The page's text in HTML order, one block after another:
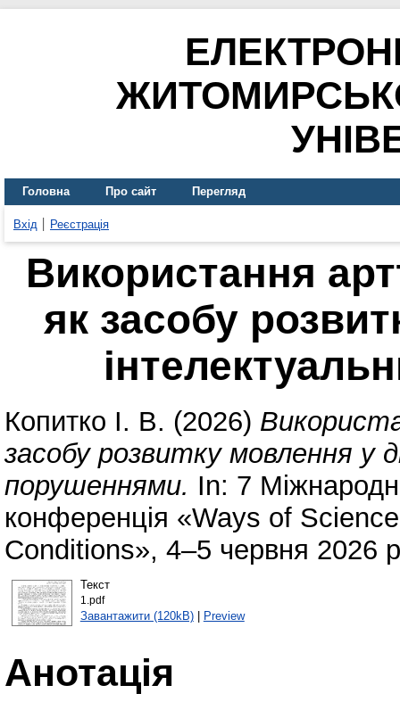
Головна Про сайт Перегляд
Вхід Реєстрація
Використання
як засобу
Копитко І. В. (2026)
засобу розвитку мовлення у
порушеннями. In: 7
конференція «Ways of
Conditions», 4–5 червня 2026
Текст
1.pdf
Завантажити (120kB)| Preview
Анотація